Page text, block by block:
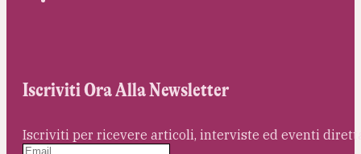
Iscriviti Ora Alla Newsletter
Iscriviti per ricevere articoli, interviste ed eventi